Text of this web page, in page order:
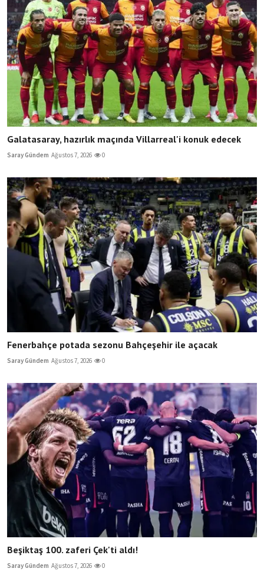
Galatasaray, hazırlık maçında Villarreal'i konuk edecek
Saray Gündem Ağustos 7, 2026 0
Fenerbahçe potada sezonu Bahçeşehir ile açacak
Saray Gündem Ağustos 7, 2026 0
Beşiktaş 100. zaferi Çek'ti aldı!
Saray Gündem Ağustos 7, 2026 0